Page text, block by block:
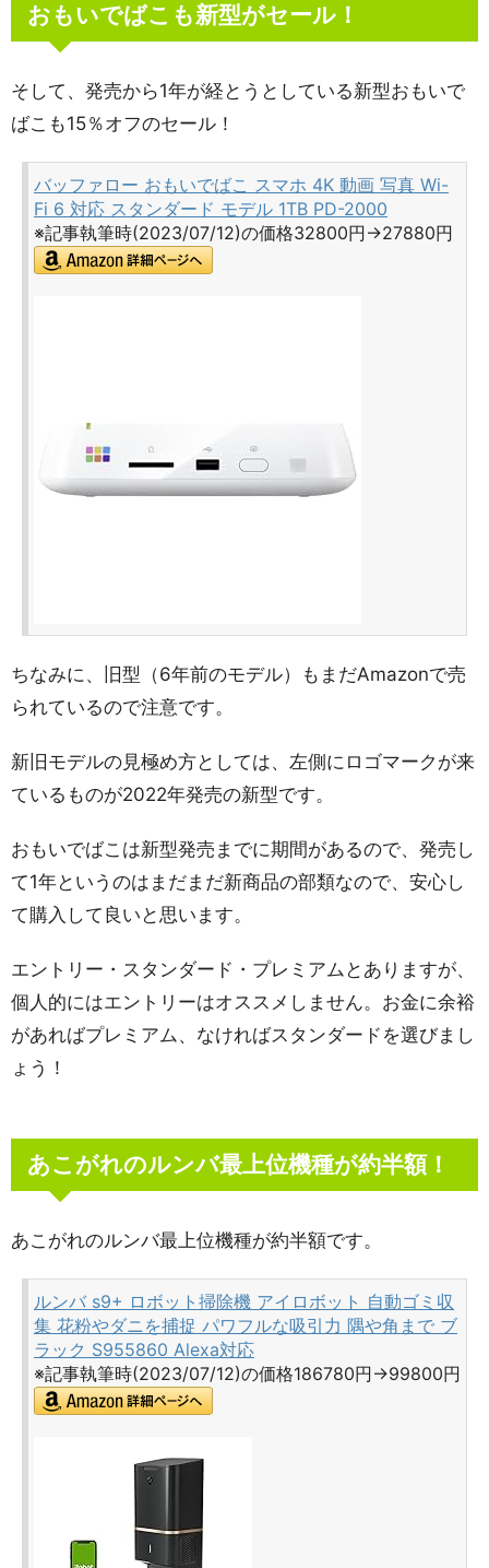
おもいでばこも新型がセール！
そして、発売から1年が経とうとしている新型おもいで
ばこも15％オフのセール！
バッファロー おもいでばこ スマホ 4K 動画 写真 Wi-
Fi 6 対応 スタンダード モデル 1TB PD-2000
※記事執筆時(2023/07/12)の価格32800円→27880円
ちなみに、旧型（6年前のモデル）もまだAmazonで売
られているので注意です。
新旧モデルの見極め方としては、左側にロゴマークが来
ているものが2022年発売の新型です。
おもいでばこは新型発売までに期間があるので、発売し
て1年というのはまだまだ新商品の部類なので、安心し
て購入して良いと思います。
エントリー・スタンダード・プレミアムとありますが、
個人的にはエントリーはオススメしません。お金に余裕
があればプレミアム、なければスタンダードを選びまし
ょう！
あこがれのルンバ最上位機種が約半額！
あこがれのルンバ最上位機種が約半額です。
ルンバ s9+ ロボット掃除機 アイロボット 自動ゴミ収
集 花粉やダニを捕捉 パワフルな吸引力 隅や角まで ブ
ラック S955860 Alexa対応
※記事執筆時(2023/07/12)の価格186780円→99800円